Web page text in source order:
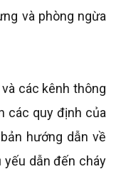
và phòng ngừa
các kênh thông
các quy định của
hướng dẫn về
yếu dẫn đến cháy